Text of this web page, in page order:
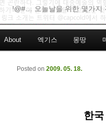
!@#… 오늘날을 위한 몇가지
Skip to primary content
Skip to secondary content
About 엑기스 몽땅
한
Posted on 2009. 05. 18.